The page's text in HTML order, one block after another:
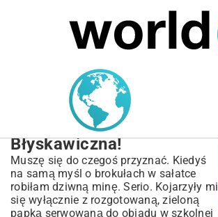
MARIUSZ ŁAMAGA 05.10.2025
Przepis na sałatkę z
brokułami i słonecznikiem
– Chrupiąca i
Błyskawiczna!
Muszę się do czegoś przyznać. Kiedyś
na samą myśl o brokułach w sałatce
robiłam dziwną minę. Serio. Kojarzyły mi
się wyłącznie z rozgotowaną, zieloną
papką serwowaną do obiadu w szkolnej